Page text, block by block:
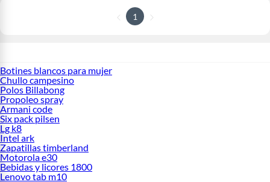
1
Botines blancos para mujer
Chullo campesino
Polos Billabong
Propoleo spray
Armani code
Six pack pilsen
Lg k8
Intel ark
Zapatillas timberland
Motorola e30
Bebidas y licores 1800
Lenovo tab m10